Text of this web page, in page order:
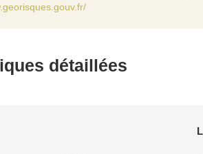
détaillées